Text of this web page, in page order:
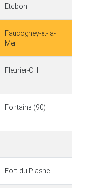
Etobon
Faucogney-et-la-
Mer
Fleurier-CH
Fontaine (90)
Fort-du-Plasne